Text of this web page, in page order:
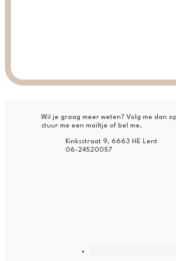
Wil je graag meer weten? Volg me dan
stuur me een mailtje of bel me.
Kinksstraat 9, 6663 HE Lent
06-24520057